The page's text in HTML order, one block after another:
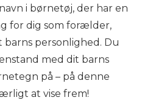
i børnetøj, der har en
for dig som forælder,
personlighed. Du
med dit barns
på – på denne
at vise frem!